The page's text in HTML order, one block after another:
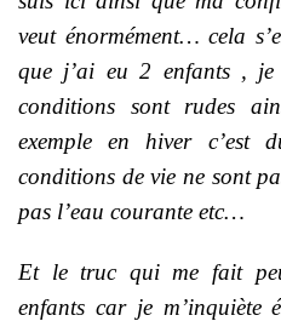
veut énormément… cela
que j’ai eu 2 enfants , je
conditions sont rudes
exemple en hiver c’est
conditions de vie ne sont
pas l’eau courante etc…
Et le truc qui me fait
enfants car je m’inquiète